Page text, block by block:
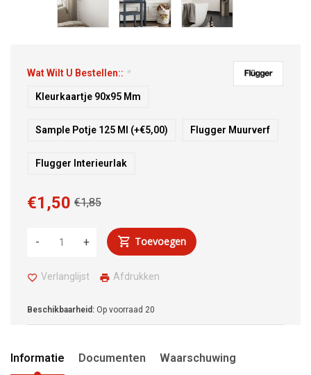
Wat Wilt U Bestellen:: *
Kleurkaartje 90x95 Mm
Sample Potje 125 Ml (+€5,00) Flugger Muurverf
Flugger Interieurlak
€1,85
€1,50
+
- Toevoegen
Verlanglijst Afdrukken
Beschikbaarheid: Op voorraad 20
Informatie Documenten Waarschuwing